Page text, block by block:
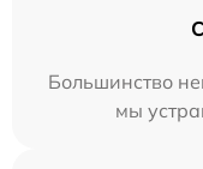
Большинство
мы